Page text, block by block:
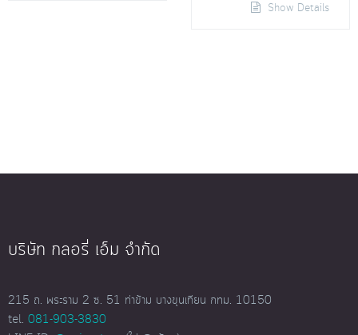
Show Details
บริษัท กลอรี่ เอ็ม จำกัด
215 ถ. พระราม 2 ซ. 51 ท่าข้าม บางขุนเทียน กทม. 10150
tel. 081-903-3830